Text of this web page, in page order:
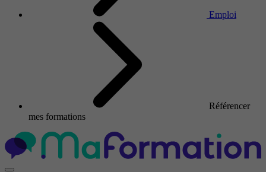
Emploi
Référencer
mes formations